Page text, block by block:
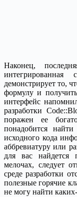
Наконец,
демонстрирует то,
формулу и
интерфейс
разработки
поражен ее
понадобится
исходного кода
аббревиатуру или
для вас найдется
мелочах, следует
среде разработки
полезные горячие
не могу найти